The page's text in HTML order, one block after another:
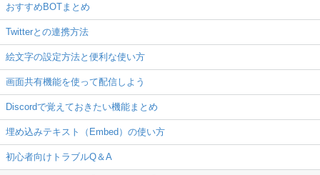
おすすめBOTまとめ
Twitterとの連携方法
絵文字の設定方法と便利な使い方
画面共有機能を使って配信しよう
Discordで覚えておきたい機能まとめ
埋め込みテキスト（Embed）の使い方
初心者向けトラブルQ＆A